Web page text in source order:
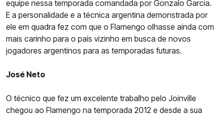
equipe nessa temporada comandada por Gonzalo Garcia.
E a personalidade e a técnica argentina demonstrada por
ele em quadra fez com que o Flamengo olhasse ainda com
mais carinho para o país vizinho em busca de novos
jogadores argentinos para as temporadas futuras.
José Neto
O técnico que fez um excelente trabalho pelo Joinville
chegou ao Flamengo na temporada 2012 e desde a sua